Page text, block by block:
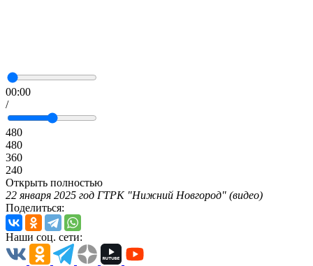
00:00
/
480
480
360
240
Открыть полностью
22 января 2025 год ГТРК "Нижний Новгород" (видео)
Поделиться:
Наши соц. сети: